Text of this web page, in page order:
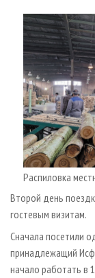
Распиловка
Второй день
гостевым визитам.
Сначала посетили
принадлежащий
начало работать в